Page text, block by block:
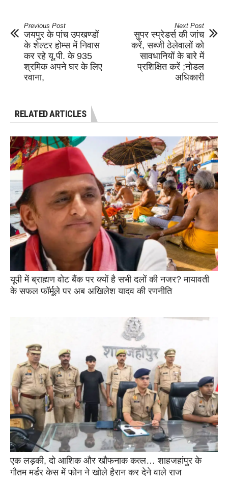
Previous Post
जयपुर के पांच उपखण्डों
के शेल्टर होम्स में निवास
कर रहे यू.पी. के 935
श्रमिक अपने घर के लिए
रवाना,
Next Post
सुपर स्प्रेडर्स की जांच
करें, सब्जी ठेलेवालों को
सावधानियों के बारे में
प्रशिक्षित करें ;नोडल
अधिकारी
RELATED ARTICLES
यूपी में ब्राह्मण वोट बैंक पर क्यों है सभी दलों की नजर? मायावती
के सफल फॉर्मूले पर अब अखिलेश यादव की रणनीति
एक लड़की, दो आशिक और खौफनाक कत्ल… शाहजहांपुर के
गौतम मर्डर केस में फोन ने खोले हैरान कर देने वाले राज